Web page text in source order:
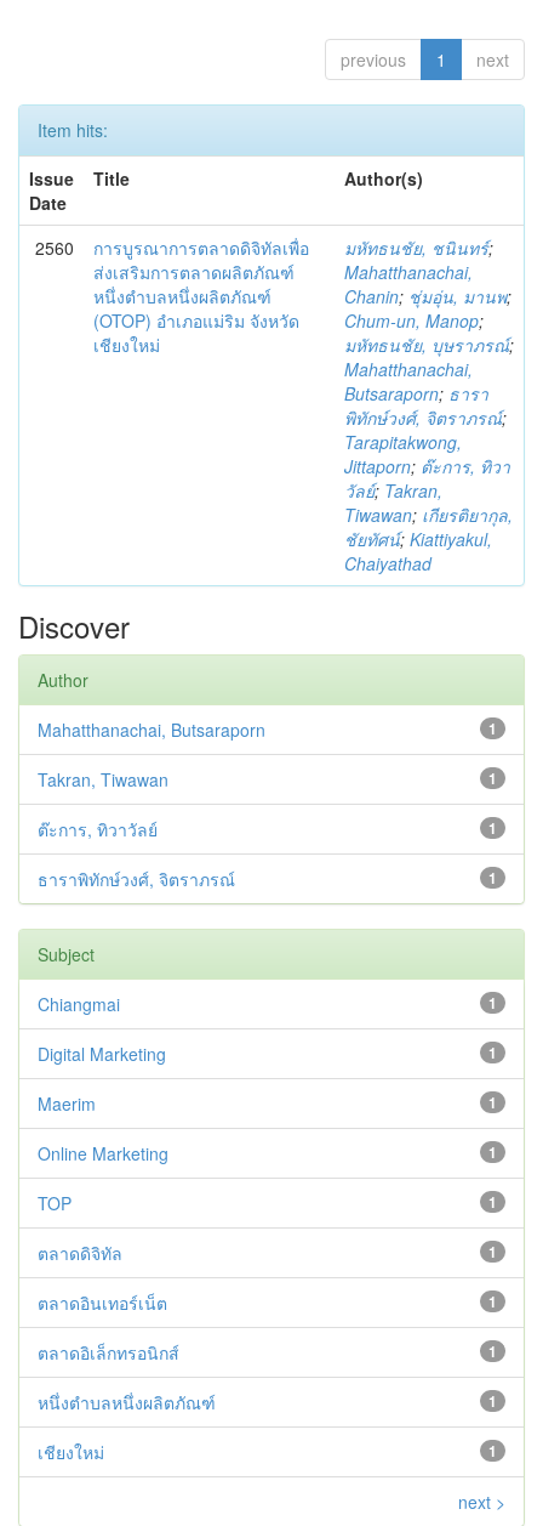
previous 1 next
Item hits:
Issue
Date
Title Author(s)
2560
การบูรณาการตลาดดิจิทัลเพื่อ
ส่งเสริมการตลาดผลิตภัณฑ์
หนึ่งตำบลหนึ่งผลิตภัณฑ์
(OTOP) อำเภอแม่ริม จังหวัด
เชียงใหม่
มหัทธนชัย, ชนินทร์;
Mahatthanachai,
Chanin; ชุ่มอุ่น, มานพ;
Chum-un, Manop;
มหัทธนชัย, บุษราภรณ์;
Mahatthanachai,
Butsaraporn; ธารา
พิทักษ์วงศ์, จิตราภรณ์;
Tarapitakwong,
Jittaporn; ต๊ะการ, ทิวา
วัลย์; Takran,
Tiwawan; เกียรติยากุล,
ชัยทัศน์; Kiattiyakul,
Chaiyathad
Discover
Author
1
Mahatthanachai, Butsaraporn
1
Takran, Tiwawan
1
ต๊ะการ, ทิวาวัลย์
1
ธาราพิทักษ์วงศ์, จิตราภรณ์
Subject
1
Chiangmai
1
Digital Marketing
1
Maerim
1
Online Marketing
1
TOP
1
ตลาดดิจิทัล
1
ตลาดอินเทอร์เน็ต
1
ตลาดอิเล็กทรอนิกส์
1
หนึ่งตำบลหนึ่งผลิตภัณฑ์
1
เชียงใหม่
next >